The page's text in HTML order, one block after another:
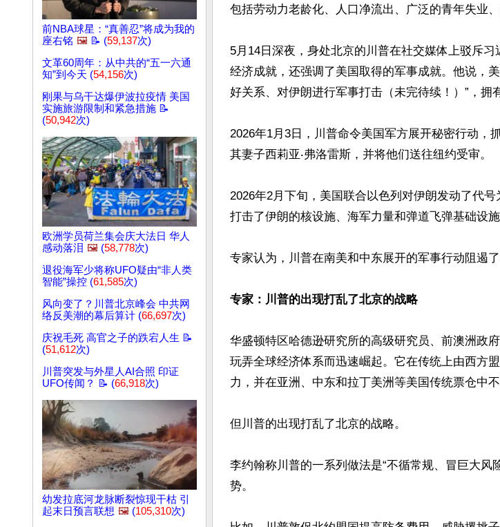
前NBA球星：“真善忍”将成为我的
座右铭 🖼️ 📝 (59,137次)
文革60周年：从中共的“五一六通
知”到今天 (54,156次)
刚果与乌干达爆伊波拉疫情 美国
实施旅游限制和紧急措施 📝
(50,942次)
欧洲学员荷兰集会庆大法日 华人
感动落泪 🖼️ (58,778次)
退役海军少将称UFO疑由“非人类
智能”操控 (61,585次)
风向变了？川普北京峰会 中共网
络反美潮的幕后算计 (66,697次)
庆祝毛死 高官之子的跌宕人生 📝
(51,612次)
川普突发与外星人AI合照 印证
UFO传闻？ 📝 (66,918次)
幼发拉底河龙脉断裂惊现干枯 引
起末日预言联想 🖼️ (105,310次)
包括劳动力老龄化、人口净流出、广泛的青年失业
5月14日深夜，身处北京的川普在社交媒体上驳斥习
经济成就，还强调了美国取得的军事成就。他说，
好关系、对伊朗进行军事打击（未完待续！）”，拥
2026年1月3日，川普命令美国军方展开秘密行动，
其妻子西莉亚‧弗洛雷斯，并将他们送往纽约受审。
2026年2月下旬，美国联合以色列对伊朗发动了代号
打击了伊朗的核设施、海军力量和弹道飞弹基础设施
专家认为，川普在南美和中东展开的军事行动阻遏
专家：川普的出现打乱了北京的战略
华盛顿特区哈德逊研究所的高级研究员、前澳洲政
玩弄全球经济体系而迅速崛起。它在传统上由西方
力，并在亚洲、中东和拉丁美洲等美国传统票仓中不
但川普的出现打乱了北京的战略。
李约翰称川普的一系列做法是“不循常规、冒巨大风
势。